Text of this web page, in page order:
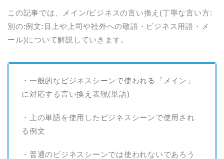
この記事では、メイン/ビジネスの言い換え(丁寧な言い方:
別の:例文:目上や上司や社外への敬語・ビジネス用語・メ
ール)について解説していきます。
・一般的なビジネスシーンで使われる「メイン」
に対応する言い換え表現(単語)
・上の単語を使用したビジネスシーンで使用され
る例文
・普通のビジネスシーンでは使われないであろう